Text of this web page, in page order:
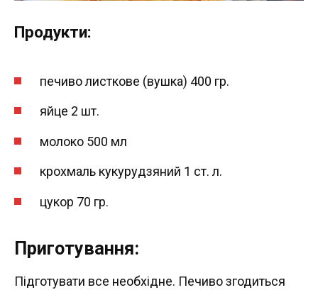
Продукти:
печиво листкове (вушка) 400 гр.
яйце 2 шт.
молоко 500 мл
крохмаль кукурудзяний 1 ст. л.
цукор 70 гр.
Приготування:
Підготувати все необхідне. Печиво згодиться